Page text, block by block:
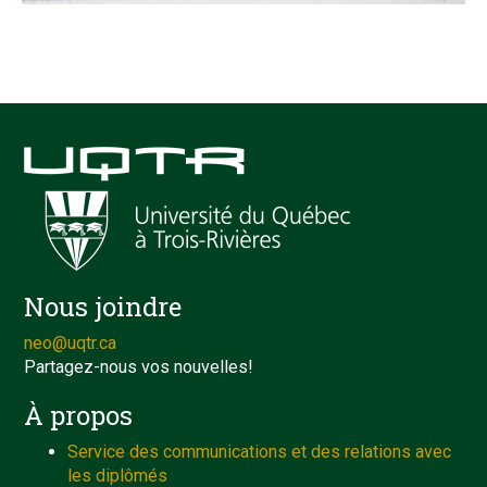
Nous joindre
neo@uqtr.ca
Partagez-nous vos nouvelles!
À propos
Service des communications et des relations avec
les diplômés